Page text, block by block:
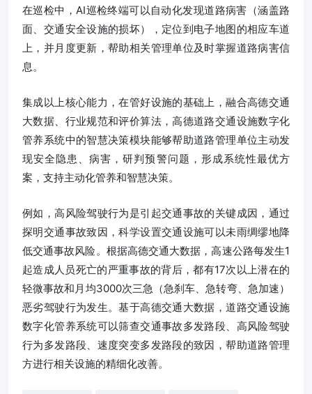
在巡检中，AI巡检终端可以自动化发现道路病害（涵盖路
面、交通安全设施的损坏），定位到电子地图的相应车道
上，并月度更新，帮助相关管理单位及时掌握道路病害信
息。
集成以上核心能力，在管好设施的基础上，融合高德交通
大数据、行业规范和评价算法，高德道路交通设施数字化
管养系统中的智慧决策模块能够帮助道路管理单位主动发
现安全隐患、病害，研判预警问题，形成系统性最优方
案，支持主动化管养和智慧决策。
例如，高风险驾驶行为是引起交通事故的关键成因，通过
探明交通事故致因，科学设置交通设施可以未雨绸缪地降
低交通事故风险。根据高德交通大数据，高速公路每发生1
起造成人员死亡的严重事故的背后，都有17次以上潜在的
轻微事故和月均3000次三急（急刹车、急转弯、急加速）
恶劣驾驶行为发生。基于高德交通大数据，道路交通设施
数字化管养系统可以筛查交通事故多发路段、高风险驾驶
行为多发路段、速度突变多发路段的致因，帮助道路管理
方进行相关设施的精细化改善。